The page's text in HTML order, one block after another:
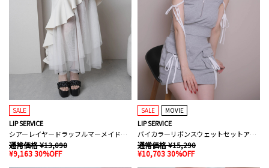
SALE
LIP SERVICE
シアーレイヤードラッフルマーメイドスカート
通常価格 ¥13,090
¥9,163 30%OFF
SALE MOVIE
LIP SERVICE
バイカラーリボンスウェットセットアップ
通常価格 ¥15,290
¥10,703 30%OFF